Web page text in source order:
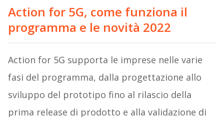
Action for 5G, come funziona il
programma e le novità 2022
Action for 5G supporta le imprese nelle varie
fasi del programma, dalla progettazione allo
sviluppo del prototipo fino al rilascio della
prima release di prodotto e alla validazione di